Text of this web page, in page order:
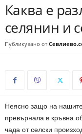
Каква е
селянин и
Публикувано от
Неясно защо на
превърнала в кръвна
чада от селски